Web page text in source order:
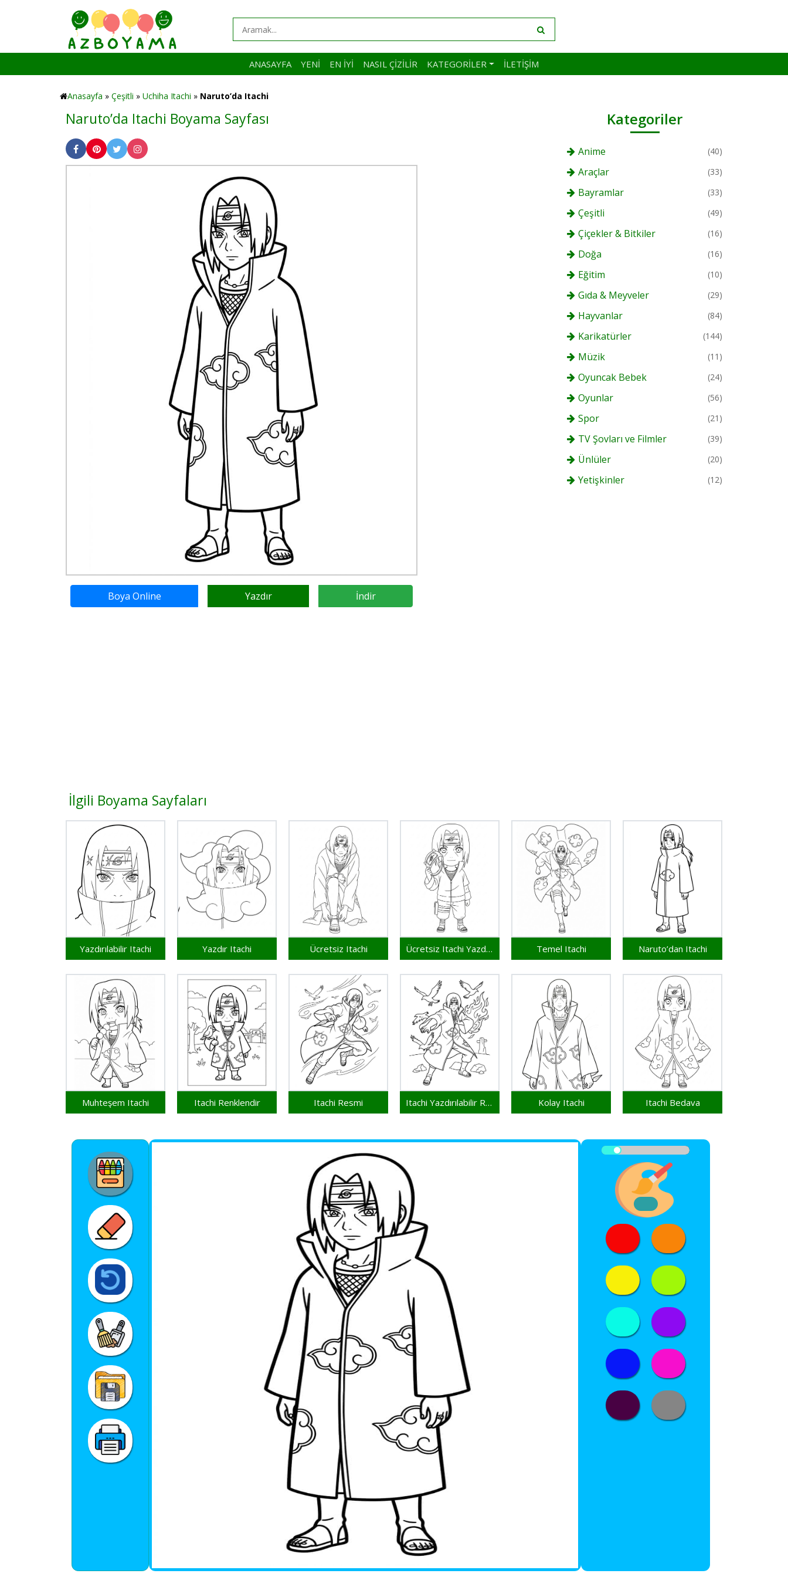
ANASAYFA YENI EN İYI NASIL ÇIZILIR KATEGORILER İLETIŞIM
Anasayfa » Çeşitli » Uchiha Itachi » Naruto’da Itachi
Naruto’da Itachi Boyama Sayfası
Boya Online Yazdır İndir
Kategoriler
Anime (40)
Araçlar (33)
Bayramlar (33)
Çeşitli (49)
Çiçekler & Bitkiler (16)
Doğa (16)
Eğitim (10)
Gıda & Meyveler (29)
Hayvanlar (84)
Karikatürler (144)
Müzik (11)
Oyuncak Bebek (24)
Oyunlar (56)
Spor (21)
TV Şovları ve Filmler (39)
Ünlüler (20)
Yetişkinler (12)
İlgili Boyama Sayfaları
Yazdırılabilir Itachi Yazdır Itachi Ücretsiz Itachi Ücretsiz Itachi Yazdırılabilir Temel Itachi Naruto’dan Itachi
Muhteşem Itachi Itachi Renklendir Itachi Resmi Itachi Yazdırılabilir Resim Kolay Itachi Itachi Bedava